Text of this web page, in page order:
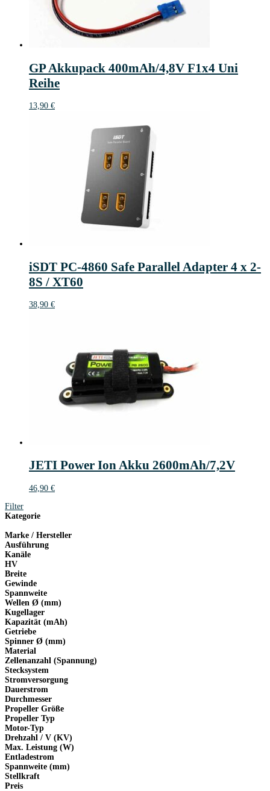
GP Akkupack 400mAh/4,8V F1x4 Uni
Reihe
13,90 €
iSDT PC-4860 Safe Parallel Adapter 4 x 2-
8S / XT60
38,90 €
JETI Power Ion Akku 2600mAh/7,2V
46,90 €
Filter
Kategorie
Marke / Hersteller
Ausführung
Kanäle
HV
Breite
Gewinde
Spannweite
Wellen Ø (mm)
Kugellager
Kapazität (mAh)
Getriebe
Spinner Ø (mm)
Material
Zellenanzahl (Spannung)
Stecksystem
Stromversorgung
Dauerstrom
Durchmesser
Propeller Größe
Propeller Typ
Motor-Typ
Drehzahl / V (KV)
Max. Leistung (W)
Entladestrom
Spannweite (mm)
Stellkraft
Preis